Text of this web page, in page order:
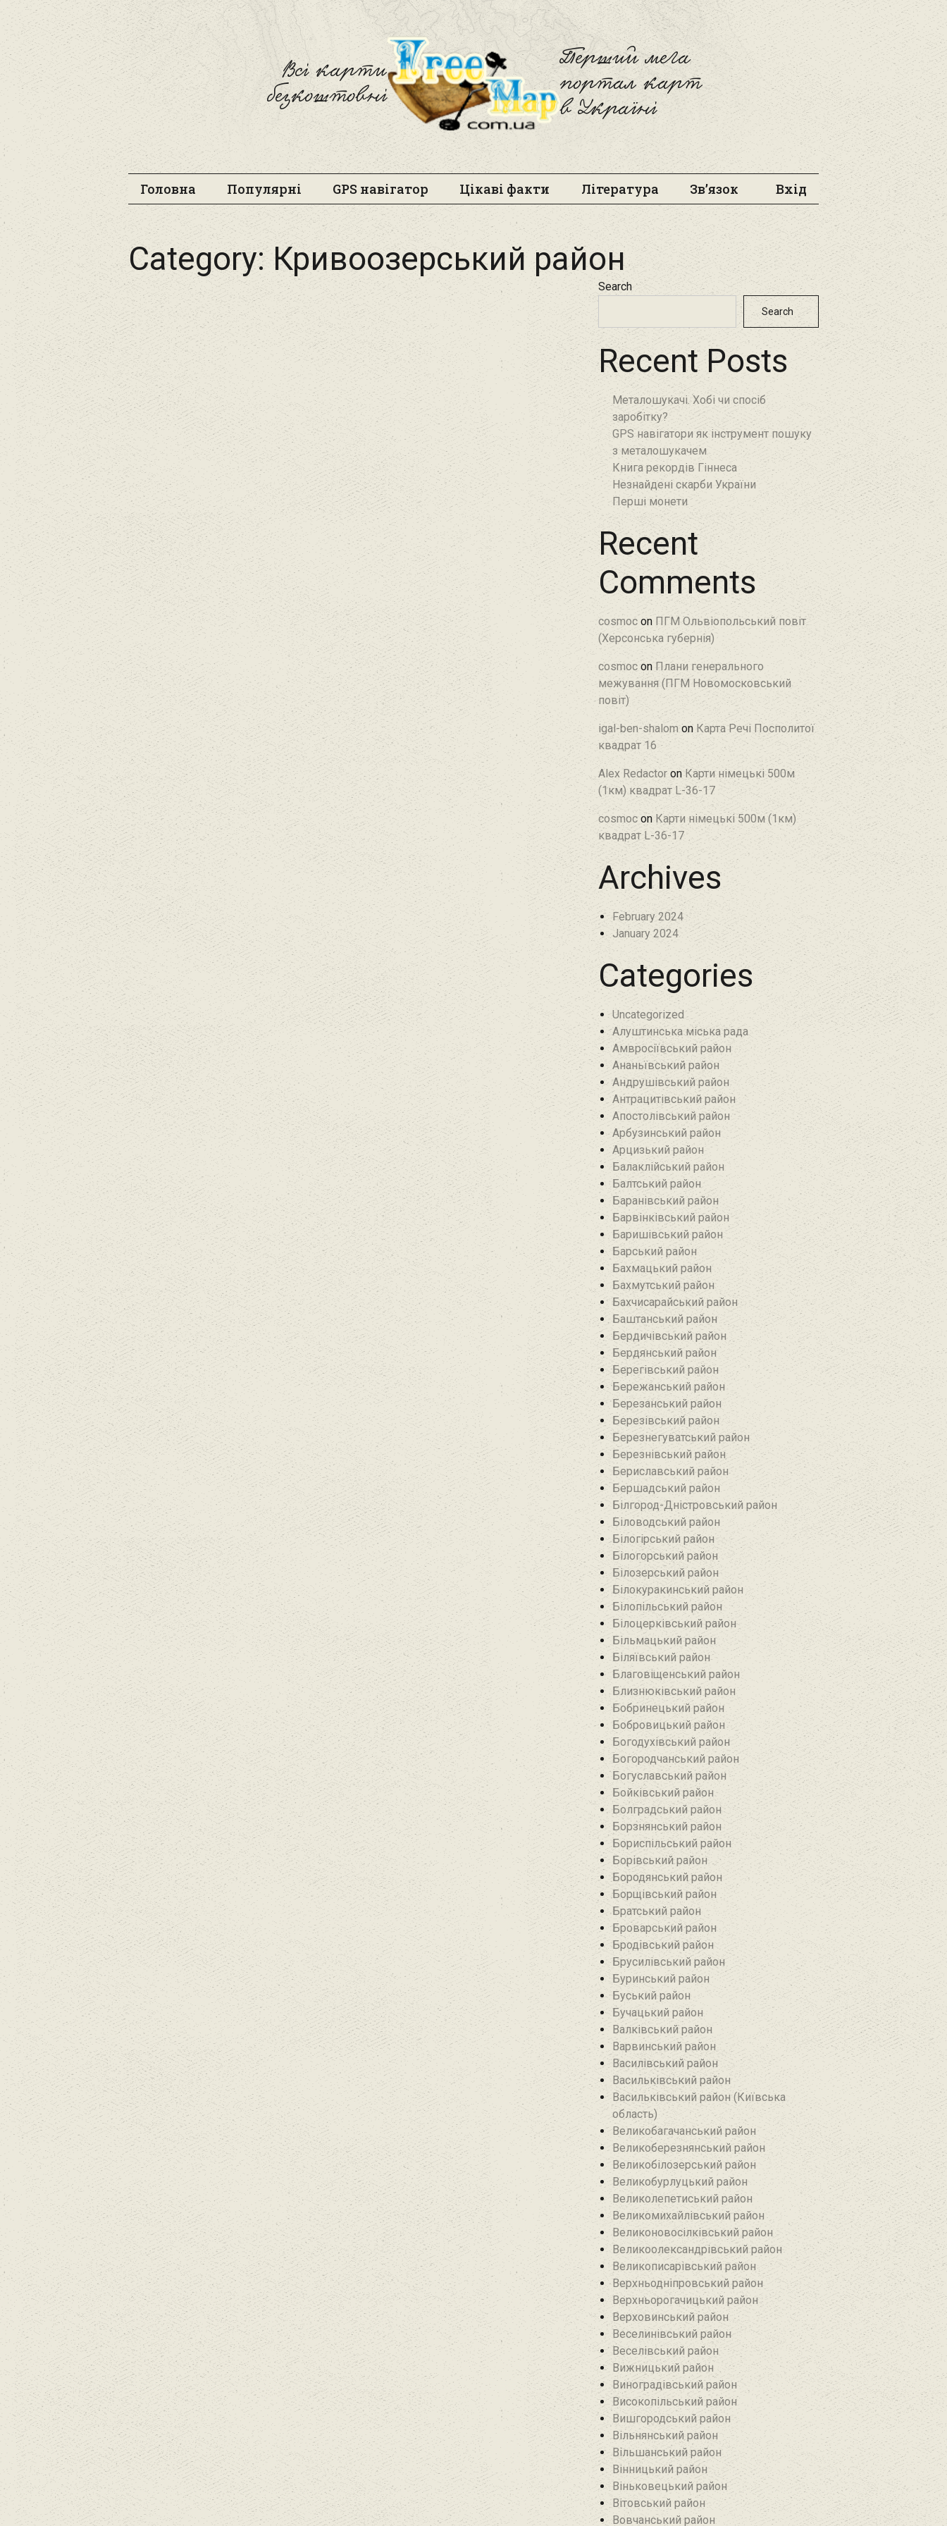
Всі карти
безкоштовні
Freemap
Перший мега
портал карт
в Україні
Головна Популярні GPS навігатор Цікаві факти Література Зв’язок Вхід
Category:Кривоозерський район‎
Search
Search
Recent Posts
Металошукачі. Хобі чи спосіб
заробітку?
GPS навігатори як інструмент пошуку
з металошукачем
Книга рекордів Гіннеса
Незнайдені скарби України
Перші монети
Recent
Comments
cosmocon ПГМ Ольвіопольський повіт
(Херсонська губернія)
cosmocon Плани генерального
межування (ПГМ Новомосковський
повіт)
igal-ben-shalomon Карта Речі Посполитої
квадрат 16
Alex Redactoron Карти німецькі 500м
(1км) квадрат L-36-17
cosmocon Карти німецькі 500м (1км)
квадрат L-36-17
Archives
February 2024
January 2024
Categories
Uncategorized
Алуштинська міська рада
Амвросіївський район
Ананьївський район‎
Андрушівський район‎
Антрацитівський район‎
Апостолівський район
Арбузинський район‎
Арцизький район‎
Балаклійський район
Балтський район‎
Баранівський район‎
Барвінківський район
Баришівський район
Барський район
Бахмацький район
Бахмутський район
Бахчисарайський район
Баштанський район
Бердичівський район
Бердянський район
Берегівський район
Бережанський район‎
Березанський район‎
Березівський район
Березнегуватський район‎
Березнівський район‎
Бериславський район
Бершадський район
Білгород-Дністровський район
Біловодський район‎
Білогірський район
Білогорський район
Білозерський район
Білокуракинський район‎
Білопільський район
Білоцерківський район
Більмацький район
Біляївський район‎
Благовіщенський район
Близнюківський район
Бобринецький район
Бобровицький район
Богодухівський район
Богородчанський район
Богуславський район
Бойківський район
Болградський район
Борзнянський район
Бориспільський район
Борівський район
Бородянський район
Борщівський район‎
Братський район‎
Броварський район
Бродівський район‎
Брусилівський район‎
Буринський район
Буський район‎
Бучацький район
Валківський район
Варвинський район
Василівський район
Васильківський район
Васильківський район (Київська
область)
Великобагачанський район
Великоберезнянський район
Великобілозерський район‎
Великобурлуцький район
Великолепетиський район
Великомихайлівський район‎
Великоновосілківський район‎
Великоолександрівський район
Великописарівський район
Верхньодніпровський район
Верхньорогачицький район
Верховинський район
Веселинівський район‎
Веселівський район‎
Вижницький район
Виноградівський район
Високопільський район
Вишгородський район
Вільнянський район‎
Вільшанський район
Вінницький район
Віньковецький район
Вітовський район
Вовчанський район